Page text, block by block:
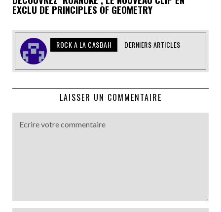
EXCLU DE PRINCIPLES OF GEOMETRY
ROCK A LA CASBAH DERNIERS ARTICLES
LAISSER UN COMMENTAIRE